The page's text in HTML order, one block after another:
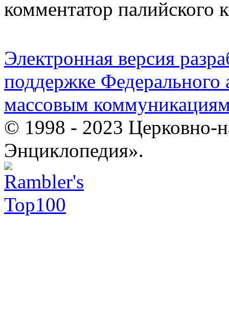
комментатор палийского
Электронная версия
поддержке Федерального
массовым
© 1998 - 2023 Церковно-
Энциклопедия».